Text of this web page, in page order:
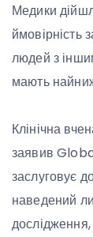
Медики
людей з
мають
Клінічна
заявив
заслуговує
наведений